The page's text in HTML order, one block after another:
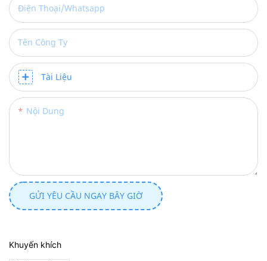
Điện Thoại/Whatsapp
Tên Công Ty
Tài Liệu
Nội Dung
GỬI YÊU CẦU NGAY BÂY GIỜ
Khuyến khích